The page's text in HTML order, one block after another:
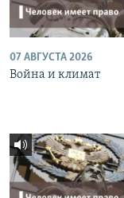
07 АВГУСТА 2026
Война и климат